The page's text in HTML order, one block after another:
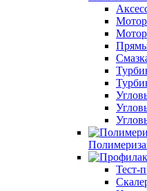
Тест-